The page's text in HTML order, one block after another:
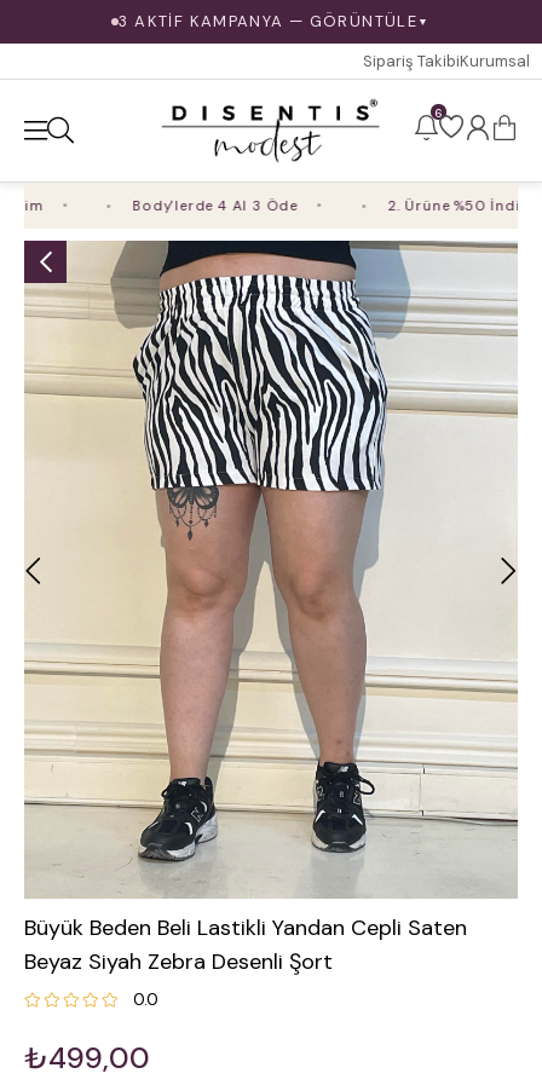
3 AKTİF KAMPANYA — GÖRÜNTÜLE ▼
Sipariş TakibiKurumsal
6
Body'lerde 4 Al 3 Öde 2. Ürüne %50 İndirim
Büyük Beden Beli Lastikli Yandan Cepli Saten
Beyaz Siyah Zebra Desenli Şort
0.0
₺499,00